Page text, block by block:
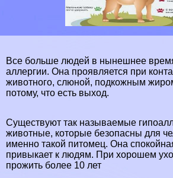
Все больше людей в нынешнее
аллергии. Она проявляется при
животного, слюной, подкожным
потому, что есть выход.
Существуют так называемые
животные, которые безопасны для
именно такой питомец. Она
привыкает к людям. При хорошем
прожить более 10 лет